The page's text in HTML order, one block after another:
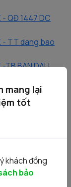
- QĐ 1447 DC
- TT dang bao
TB BAN DAU
QUYCHE
Bản CBTT.pdf
mang lại
tốt
khách đồng
bảo